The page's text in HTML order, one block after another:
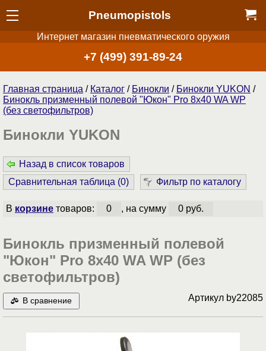
Pneumopistols
Интернет магазин пневматического оружия
+7 (499) 391-89-24
Главная страница / Каталог / Бинокли / Бинокли YUKON /
Бинокль призменный полевой "Юкон" Pro 8x40 WA WP
(без светофильтров)
Бинокли YUKON
Назад в список товаров
Сравнительная таблица (0) Фильтр по каталогу
В корзинетоваров: 0 , на сумму 0 руб.
Бинокль призменный полевой
"Юкон" Pro 8x40 WA WP (без
светофильтров)
В сравнение Артикул by22085